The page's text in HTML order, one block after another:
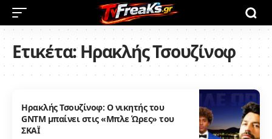
Ετικέτα:Ηρακλής Τσουζίνοφ
Ηρακλής Τσουζίνοφ: Ο νικητής του
GNTM μπαίνει στις «Μπλε Ώρες» του
ΣΚΑΪ